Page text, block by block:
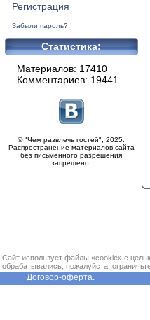
Регистрация
Забыли пароль?
Статистика:
Материалов: 17410
Комментариев: 19441
© "Чем развлечь гостей", 2025.
Распространение материалов сайта
без письменного разрешения
запрещено.
Сайт использует файлы «cookie» с
обрабатывались, пожалуйста,
Договор-оферта.